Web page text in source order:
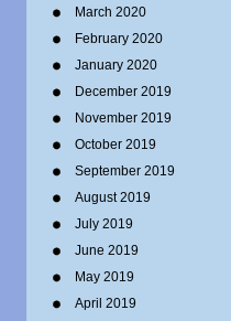
March 2020
February 2020
January 2020
December 2019
November 2019
October 2019
September 2019
August 2019
July 2019
June 2019
May 2019
April 2019